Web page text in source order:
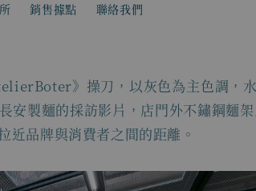
銷售據點 聯絡我們
》操刀，以灰色為主色調，
安製麵的採訪影片，店門外不鏽鋼麵
近品牌與消費者之間的距離。